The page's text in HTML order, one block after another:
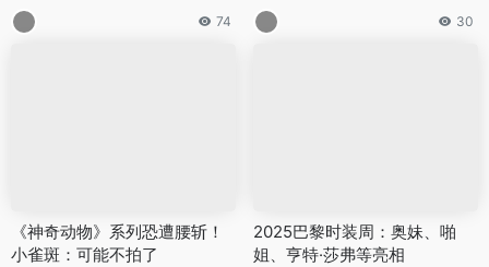
74 30
《神奇动物》系列恐遭腰斩！
小雀斑：可能不拍了
2025巴黎时装周：奥妹、啪
姐、亨特·莎弗等亮相